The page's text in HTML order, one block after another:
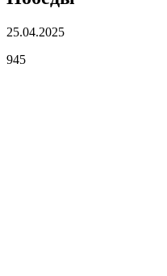
25.04.2025
945